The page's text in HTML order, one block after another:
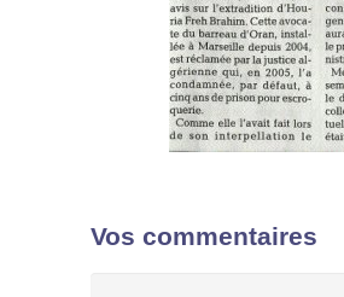
Vos commentaires